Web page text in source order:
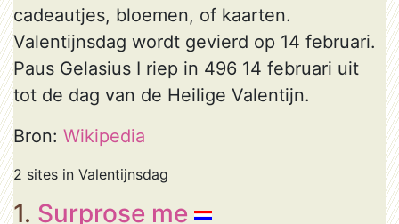
cadeautjes, bloemen, of kaarten.
Valentijnsdag wordt gevierd op 14 februari.
Paus Gelasius I riep in 496 14 februari uit
tot de dag van de Heilige Valentijn.
Bron: Wikipedia
2 sites in Valentijnsdag
1. Surprose me